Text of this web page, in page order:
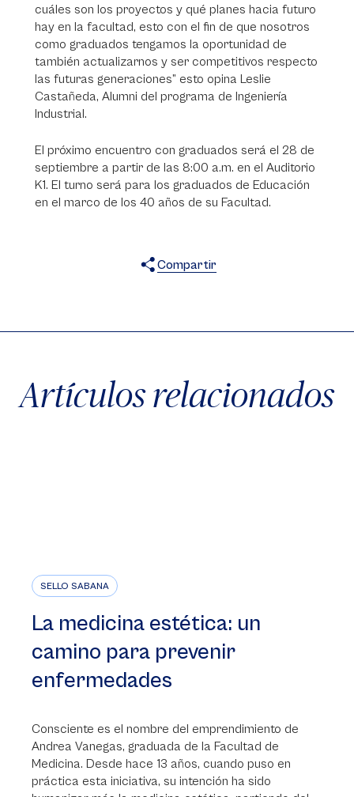
cuáles son los proyectos y qué planes hacia futuro
hay en la facultad, esto con el fin de que nosotros
como graduados tengamos la oportunidad de
también actualizarnos y ser competitivos respecto
las futuras generaciones” esto opina Leslie
Castañeda, Alumni del programa de Ingeniería
Industrial.
El próximo encuentro con graduados será el 28 de
septiembre a partir de las 8:00 a.m. en el Auditorio
K1. El turno será para los graduados de Educación
en el marco de los 40 años de su Facultad.
Compartir
Artículos relacionados
SELLO SABANA
La medicina estética: un
camino para prevenir
enfermedades
Consciente es el nombre del emprendimiento de
Andrea Vanegas, graduada de la Facultad de
Medicina. Desde hace 13 años, cuando puso en
práctica esta iniciativa, su intención ha sido